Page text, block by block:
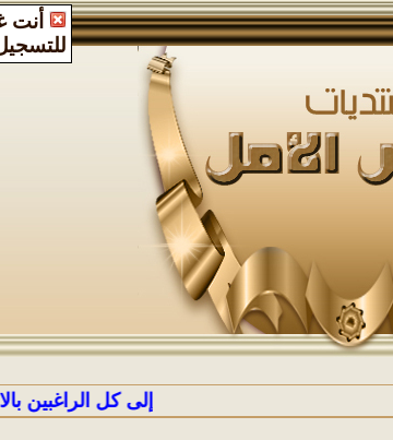
أنت
إلى كل الراغبين